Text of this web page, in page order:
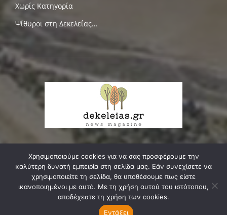
Χωρίς Κατηγορία
Ψίθυροι στη Δεκελείας…
ΣΧΕΤΙΚΑ ΜΕ ΕΜΑΣ
Δεκελείας, ο δικός μας δρόμος, κεντρική αρτηρία της
κοινωνικής, οικιστικής και πολιτιστικής μας ενότητας,
ζευγαρώνει τις δυο πάλαι ποτέ κοινότητες της Νέας
Χρησιμοποιούμε cookies για να σας προσφέρουμε την
καλύτερη δυνατή εμπειρία στη σελίδα μας. Εάν συνεχίσετε να
χρησιμοποιείτε τη σελίδα, θα υποθέσουμε πως είστε
ικανοποιημένοι με αυτό. Με τη χρήση αυτού του ιστότοπου,
αποδέχεστε τη χρήση των cookies.
Εντάξει